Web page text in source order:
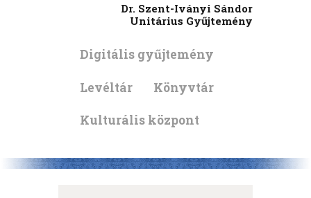
Dr. Szent-Iványi Sándor
Unitárius Gyűjtemény
Digitális gyűjtemény
Levéltár Könyvtár
Kulturális központ
ENGLISH